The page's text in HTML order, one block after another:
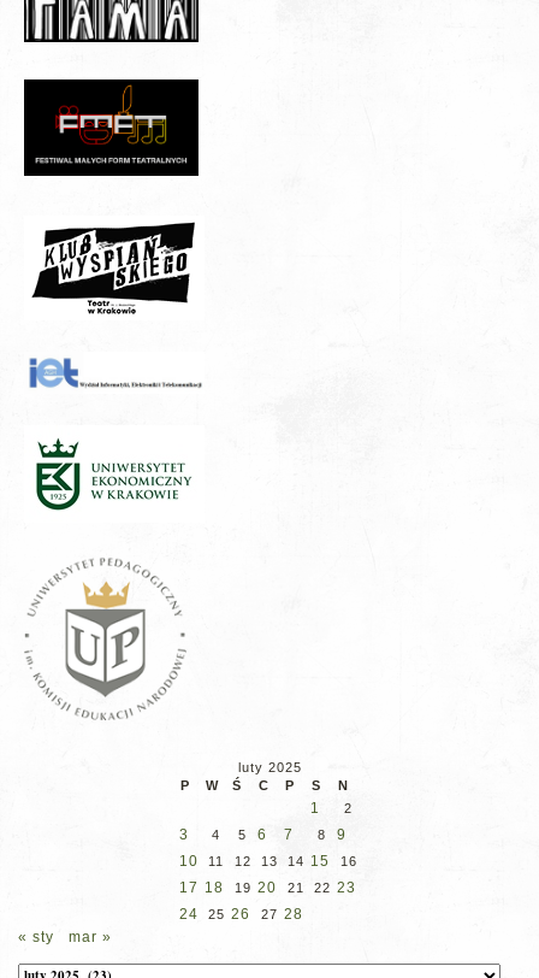
luty 2025
P
W Ś C P S N
1 2
3 4 5 6 7 8
9
10
11 12 13 14 15 16
17 18 19 20 21 22 23
24
25 26 27 28
« sty
mar »
Archiwum